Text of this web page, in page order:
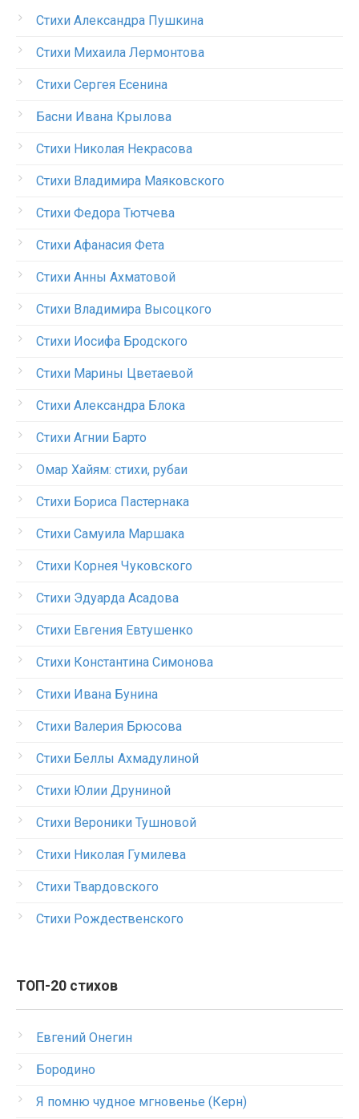
Стихи Александра Пушкина
Стихи Михаила Лермонтова
Стихи Сергея Есенина
Басни Ивана Крылова
Стихи Николая Некрасова
Стихи Владимира Маяковского
Стихи Федора Тютчева
Стихи Афанасия Фета
Стихи Анны Ахматовой
Стихи Владимира Высоцкого
Стихи Иосифа Бродского
Стихи Марины Цветаевой
Стихи Александра Блока
Стихи Агнии Барто
Омар Хайям: стихи, рубаи
Стихи Бориса Пастернака
Стихи Самуила Маршака
Стихи Корнея Чуковского
Стихи Эдуарда Асадова
Стихи Евгения Евтушенко
Стихи Константина Симонова
Стихи Ивана Бунина
Стихи Валерия Брюсова
Стихи Беллы Ахмадулиной
Стихи Юлии Друниной
Стихи Вероники Тушновой
Стихи Николая Гумилева
Стихи Твардовского
Стихи Рождественского
ТОП-20 стихов
Евгений Онегин
Бородино
Я помню чудное мгновенье (Керн)